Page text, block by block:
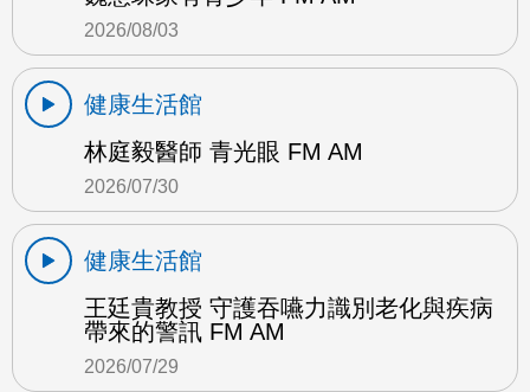
2026/08/03
健康生活館
林庭毅醫師 青光眼 FM AM
2026/07/30
健康生活館
王廷貴教授 守護吞嚥力識別老化與疾病
帶來的警訊 FM AM
2026/07/29